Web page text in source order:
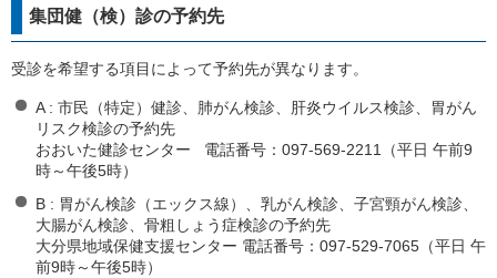
集団健（検）診の予約先
受診を希望する項目によって予約先が異なります。
A : 市民（特定）健診、肺がん検診、肝炎ウイルス検診、胃がん
リスク検診の予約先
おおいた健診センター 電話番号：097-569-2211（平日 午前9
時～午後5時）
B : 胃がん検診（エックス線）、乳がん検診、子宮頸がん検診、
大腸がん検診、骨粗しょう症検診の予約先
大分県地域保健支援センター 電話番号：097-529-7065（平日 午
前9時～午後5時）